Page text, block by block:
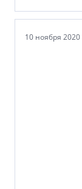
10 ноября 2020